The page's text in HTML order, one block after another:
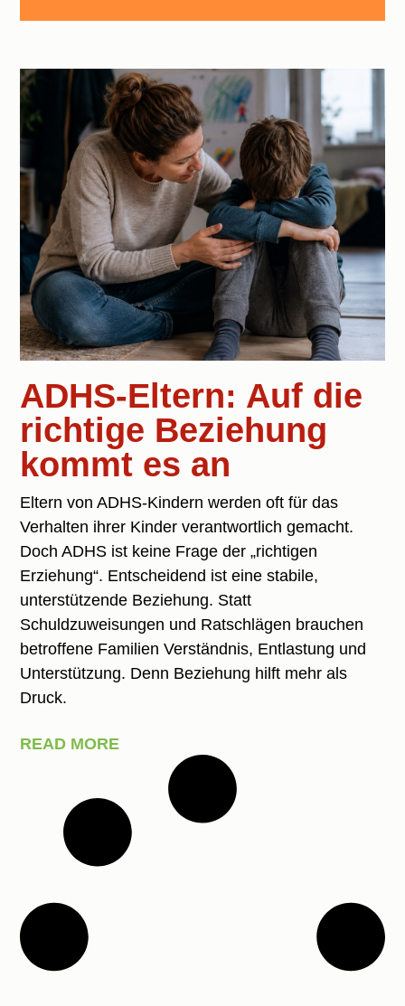
ADHS-Eltern: Auf die
richtige Beziehung
kommt es an
Eltern von ADHS-Kindern werden oft für das
Verhalten ihrer Kinder verantwortlich gemacht.
Doch ADHS ist keine Frage der „richtigen
Erziehung“. Entscheidend ist eine stabile,
unterstützende Beziehung. Statt
Schuldzuweisungen und Ratschlägen brauchen
betroffene Familien Verständnis, Entlastung und
Unterstützung. Denn Beziehung hilft mehr als
Druck.
READ MORE